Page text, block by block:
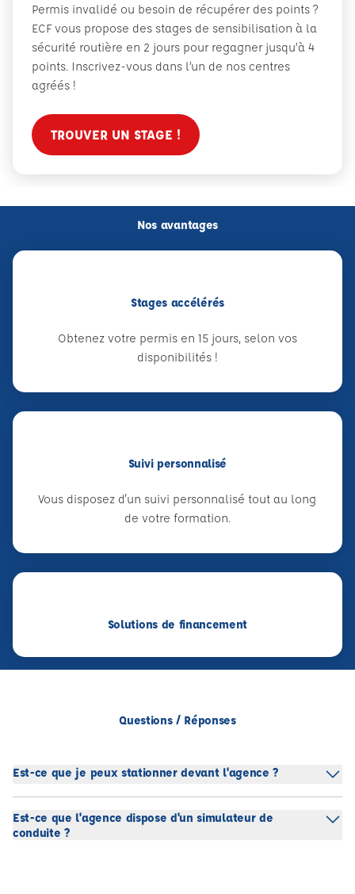
Permis invalidé ou besoin de récupérer des points ?
ECF vous propose des stages de sensibilisation à la
sécurité routière en 2 jours pour regagner jusqu’à 4
points. Inscrivez-vous dans l’un de nos centres
agréés !
TROUVER UN STAGE !
Nos avantages
Stages accélérés
Obtenez votre permis en 15 jours, selon vos
disponibilités !
Suivi personnalisé
Vous disposez d'un suivi personnalisé tout au long
de votre formation.
Solutions de financement
Questions / Réponses
Est-ce que je peux stationner devant l'agence ?
Est-ce que l'agence dispose d'un simulateur de
conduite ?